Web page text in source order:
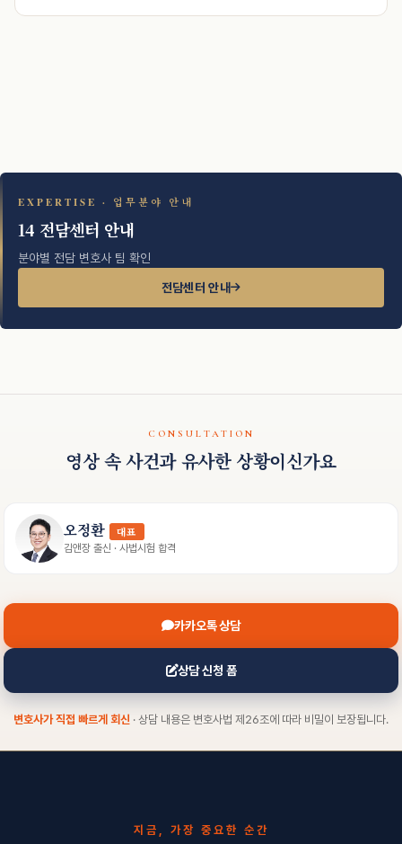
EXPERTISE · 업무분야 안내
14 전담센터 안내
분야별 전담 변호사 팀 확인
전담센터 안내
CONSULTATION
영상 속 사건과 유사한 상황이신가요
오정환 대표
김앤장 출신 · 사법시험 합격
카카오톡 상담
상담 신청 폼
변호사가 직접 빠르게 회신 · 상담 내용은 변호사법 제26조에 따라 비밀이 보장됩니다.
지금, 가장 중요한 순간